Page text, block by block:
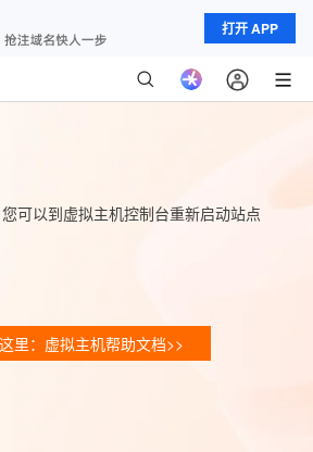
打开 APP
可以到虚拟主机控制台重新启动站点
里：虚拟主机帮助文档>>